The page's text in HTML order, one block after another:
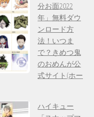
分お面2022
年」無料ダウ
ンロード方
法！いつま
で？きめつ鬼
のおめんが公
式サイト(ホー
ハイキュー